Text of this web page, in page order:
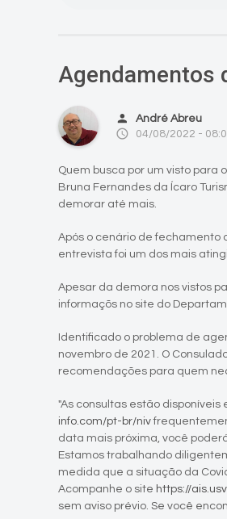
Agendamentos
person André Abreu
access_time 04/08/2022 -
Quem busca por um visto para
Bruna Fernandes da Ícaro
demorar até mais.
Após o cenário de fechamento
entrevista foi um dos mais
Apesar da demora nos vistos
informaçõs no site do
Identificado o problema de
novembro de 2021. O
recomendações para quem
"As consultas estão
info.com/pt-br/niv
data mais próxima, você
Estamos trabalhando
medida que a situação da
Acompanhe o site https://
sem aviso prévio. Se você